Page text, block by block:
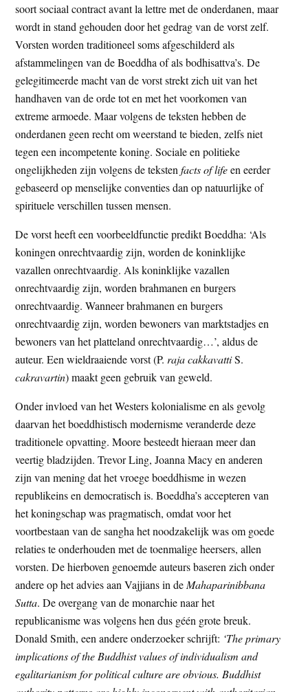
soort sociaal contract avant la lettre met de onderdanen, maar
wordt in stand gehouden door het gedrag van de vorst zelf.
Vorsten worden traditioneel soms afgeschilderd als
afstammelingen van de Boeddha of als bodhisattva’s. De
gelegitimeerde macht van de vorst strekt zich uit van het
handhaven van de orde tot en met het voorkomen van
extreme armoede. Maar volgens de teksten hebben de
onderdanen geen recht om weerstand te bieden, zelfs niet
tegen een incompetente koning. Sociale en politieke
ongelijkheden zijn volgens de tekstenfacts of lifeen eerder
gebaseerd op menselijke conventies dan op natuurlijke of
spirituele verschillen tussen mensen.
De vorst heeft een voorbeeldfunctie predikt Boeddha: ‘Als
koningen onrechtvaardig zijn, worden de koninklijke
vazallen onrechtvaardig. Als koninklijke vazallen
onrechtvaardig zijn, worden brahmanen en burgers
onrechtvaardig. Wanneer brahmanen en burgers
onrechtvaardig zijn, worden bewoners van marktstadjes en
bewoners van het platteland onrechtvaardig…’, aldus de
auteur. Een wieldraaiende vorst (P. raja cakkavattiS.
cakravartin) maakt geen gebruik van geweld.
Onder invloed van het Westers kolonialisme en als gevolg
daarvan het boeddhistisch modernisme veranderde deze
traditionele opvatting. Moore besteedt hieraan meer dan
veertig bladzijden. Trevor Ling, Joanna Macy en anderen
zijn van mening dat het vroege boeddhisme in wezen
republikeins en democratisch is. Boeddha’s accepteren van
het koningschap was pragmatisch, omdat voor het
voortbestaan van de sangha het noodzakelijk was om goede
relaties te onderhouden met de toenmalige heersers, allen
vorsten. De hierboven genoemde auteurs baseren zich onder
andere op het advies aan Vajjians in de Mahaparinibbana
Sutta. De overgang van de monarchie naar het
republicanisme was volgens hen dus géén grote breuk.
Donald Smith, een andere onderzoeker schrijft: ‘The primary
implications of the Buddhist values of individualism and
egalitarianism for political culture are obvious. Buddhist